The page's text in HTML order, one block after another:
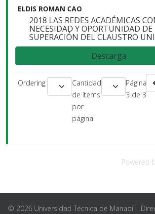
ELDIS ROMAN CAO
2018 LAS REDES ACADÉMICAS
NECESIDAD Y OPORTUNIDAD DE
SUPERACIÓN DEL CLAUSTRO
Descarga
Ordering
Cantidad
de ítems
por
página
Página
3 de 3
Powered
© 2026 Universidad Técnica de Manabí |